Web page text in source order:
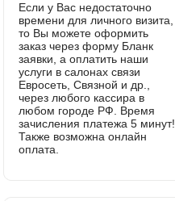
Если у Вас недостаточно
времени для личного визита,
то Вы можете оформить
заказ через форму Бланк
заявки, а оплатить наши
услуги в салонах связи
Евросеть, Связной и др.,
через любого кассира в
любом городе РФ. Время
зачисления платежа 5 минут!
Также возможна онлайн
оплата.